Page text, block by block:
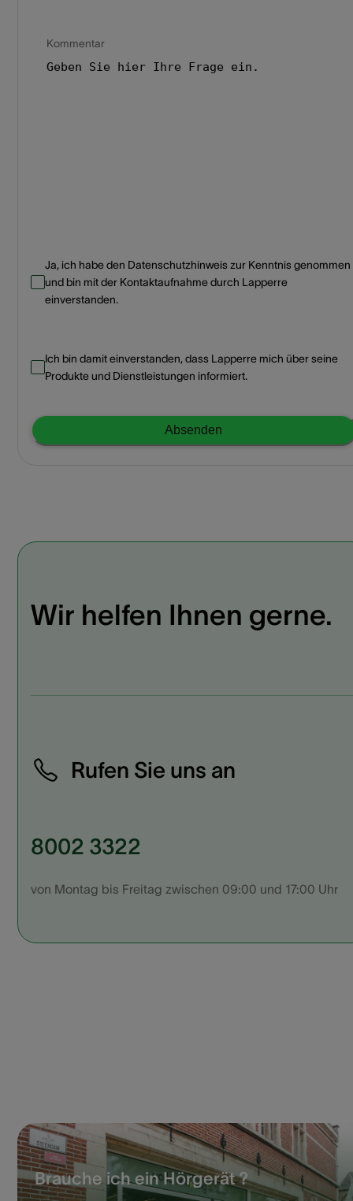
Kommentar
Ja, ich habe den Datenschutzhinweis zur Kenntnis genommen
und bin mit der Kontaktaufnahme durch Lapperre
einverstanden.
Ich bin damit einverstanden, dass Lapperre mich über seine
Produkte und Dienstleistungen informiert.
Absenden
Wir helfen Ihnen gerne.
Rufen Sie uns an
8002 3322
von Montag bis Freitag zwischen 09:00 und 17:00 Uhr
Brauche ich ein Hörgerät ?